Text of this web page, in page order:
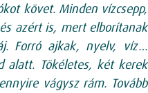
követ. Minden vízcsepp,
azért is, mert elborítanak
Forró ajkak, nyelv, víz…
alatt. Tökéletes, két kerek
vágysz rám. Tovább